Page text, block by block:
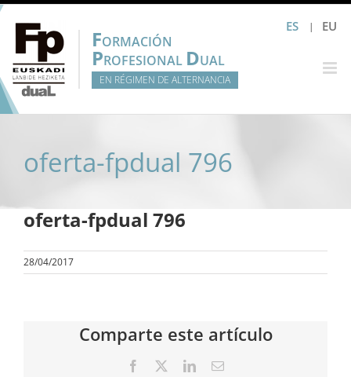
Saltar
contenido
ES EU
FORMACIÓN
PROFESIONAL DUAL
EN RÉGIMEN DE ALTERNANCIA
oferta-fpdual 796
oferta-fpdual 796
28/04/2017
Comparte este artículo
Facebook LinkedInCorreo